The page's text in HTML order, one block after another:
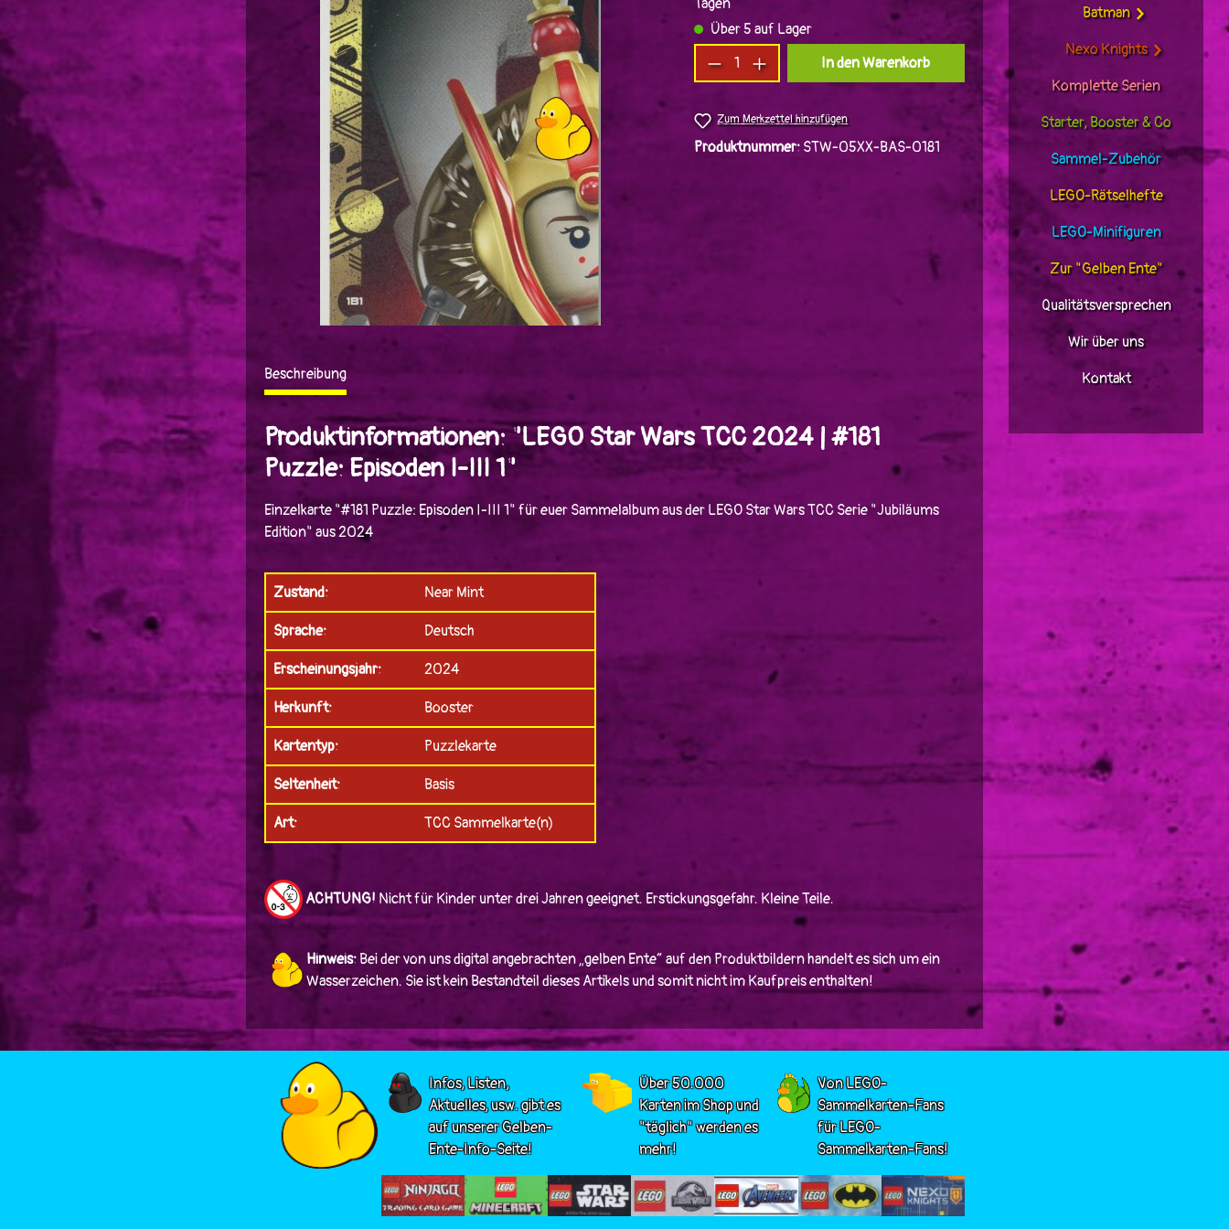
Batman
Nexo Knights
Komplette Serien
Starter, Booster & Co
Sammel-Zubehör
LEGO-Rätselhefte
LEGO-Minifiguren
Zur "Gelben Ente"
Qualitätsversprechen
Wir über uns
Kontakt
Tagen
Über 5 auf Lager
Produkt Anzahl: Gib den gewünschten Wert ein oder
In den Warenkorb
Zum Merkzettel hinzufügen
Produktnummer: STW-05XX-BAS-0181
Beschreibung
Produktinformationen: "LEGO Star Wars TCC 2024 | #181
Puzzle: Episoden I-III 1"
Einzelkarte "#181 Puzzle: Episoden I-III 1" für euer Sammelalbum aus der LEGO Star Wars TCC Serie "Jubiläums
Edition" aus 2024
Zustand: Near Mint
Sprache: Deutsch
Erscheinungsjahr: 2024
Herkunft: Booster
Kartentyp: Puzzlekarte
Seltenheit: Basis
Art: TCC Sammelkarte(n)
ACHTUNG! Nicht für Kinder unter drei Jahren geeignet. Erstickungsgefahr. Kleine Teile.
Hinweis: Bei der von uns digital angebrachten „gelben Ente“ auf den Produktbildern handelt es sich um ein
Wasserzeichen. Sie ist kein Bestandteil dieses Artikels und somit nicht im Kaufpreis enthalten!
Infos, Listen,
Aktuelles, usw. gibt es
auf unserer Gelben-
Ente-Info-Seite!
Über 50.000
Karten im Shop und
"täglich" werden es
mehr!
Von LEGO-
Sammelkarten-Fans
für LEGO-
Sammelkarten-Fans!